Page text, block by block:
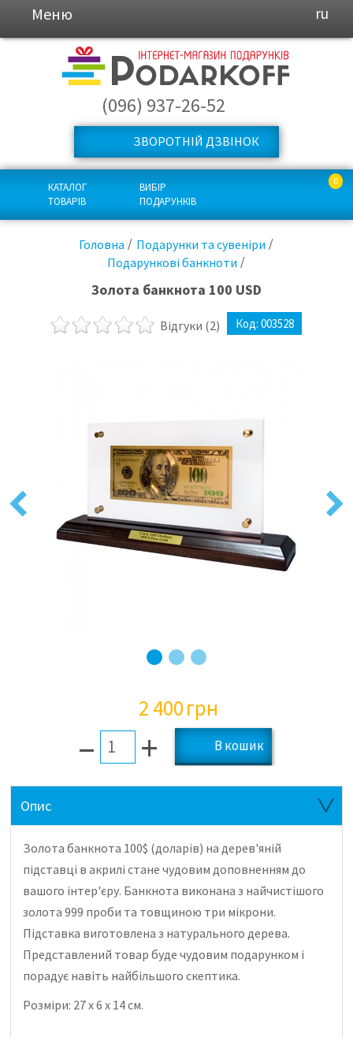
Меню ru
(096) 937-26-52
ЗВОРОТНІЙ ДЗВІНОК
КАТАЛОГ
ТОВАРІВ
ВИБІР
ПОДАРУНКІВ
0
Головна
Подарунки та сувеніри
Подарункові банкноти
Золота банкнота 100 USD
Відгуки (2) Код: 003528
Previous Next
2 400грн
– +
Опис
Золота банкнота 100$ (доларів) на дерев'яній
підставці в акрилі стане чудовим доповненням до
вашого інтер'єру. Банкнота виконана з найчистішого
золота 999 проби та товщиною три мікрони.
Підставка виготовлена ​​з натурального дерева.
Представлений товар буде чудовим подарунком і
порадує навіть найбільшого скептика.
Розміри: 27 х 6 х 14 см.